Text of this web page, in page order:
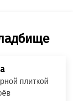
плиткой